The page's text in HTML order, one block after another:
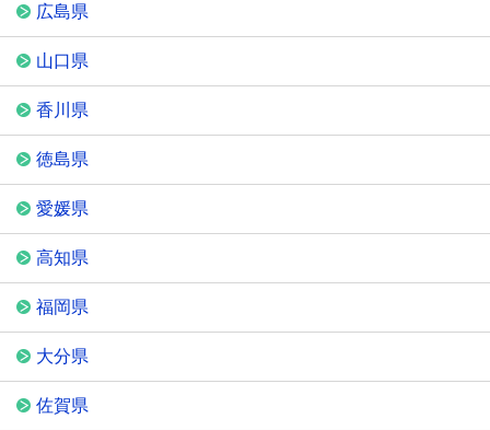
広島県
山口県
香川県
徳島県
愛媛県
高知県
福岡県
大分県
佐賀県